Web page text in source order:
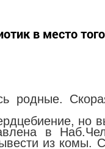
в место
родные.
но
в
из комы.